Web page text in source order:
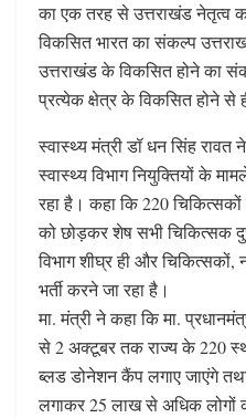
का एक तरह से उत्तराखंड नेतृत्व
विकसित भारत का संकल्प
उत्तराखंड के विकसित होने का
प्रत्येक क्षेत्र के विकसित होने से
स्वास्थ्य मंत्री डॉ धन सिंह रावत
स्वास्थ्य विभाग नियुक्तियों के
रहा है। कहा कि 220
को छोड़कर शेष सभी चिकित्सक
विभाग शीघ्र ही और चिकित्सकों,
भर्ती करने जा रहा है।
मा. मंत्री ने कहा कि मा.
से 2 अक्टूबर तक राज्य के 220
ब्लड डोनेशन कैंप लगाए जाएंगे
लगाकर 25 लाख से अधिक लोगों